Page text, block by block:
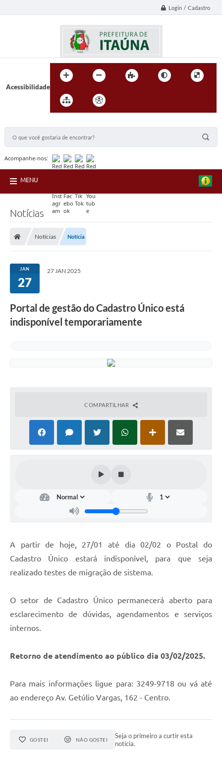
Login / Cadastro
Acessibilidade
Acompanhe-nos:
MENU
Notícias
Notícias Notícia
JAN
27
27 JAN 2025
Portal de gestão do Cadastro Único está
indisponível temporariamente
COMPARTILHAR
A partir de hoje, 27/01 até dia 02/02 o Postal do
Cadastro Único estará indisponível, para que seja
realizado testes de migração de sistema.
O setor de Cadastro Único permanecerá aberto para
esclarecimento de dúvidas, agendamentos e serviços
internos.
Retorno de atendimento ao público dia 03/02/2025.
Para mais informações ligue para: 3249-9718 ou vá até
ao endereço Av. Getúlio Vargas, 162 - Centro.
GOSTEI NÃO GOSTEI
Seja o primeiro a curtir esta
notícia.